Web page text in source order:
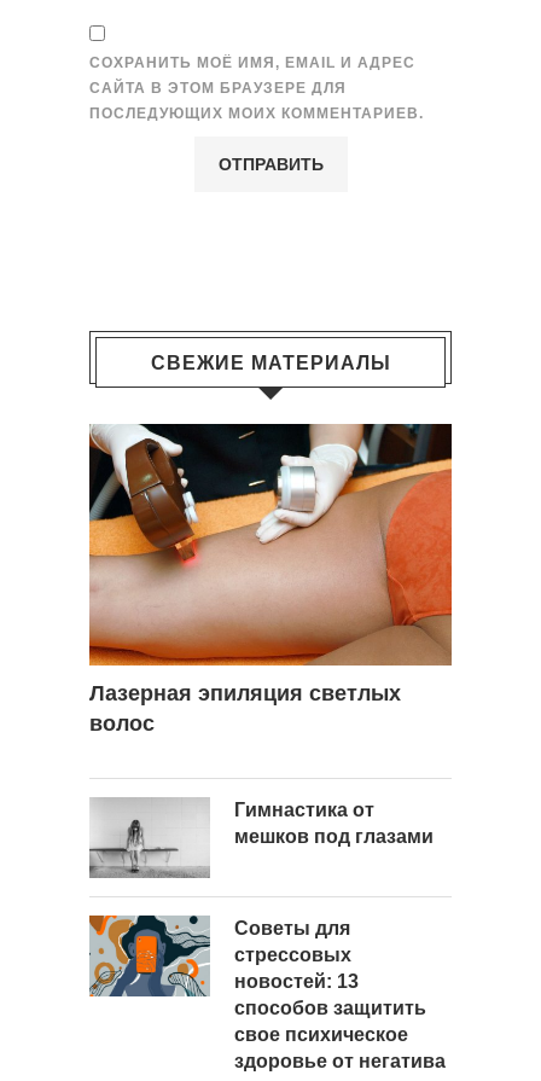
СОХРАНИТЬ МОЁ ИМЯ, EMAIL И АДРЕС
САЙТА В ЭТОМ БРАУЗЕРЕ ДЛЯ
ПОСЛЕДУЮЩИХ МОИХ КОММЕНТАРИЕВ.
СВЕЖИЕ МАТЕРИАЛЫ
Лазерная эпиляция светлых
волос
Гимнастика от
мешков под глазами
Советы для
стрессовых
новостей: 13
способов защитить
свое психическое
здоровье от негатива